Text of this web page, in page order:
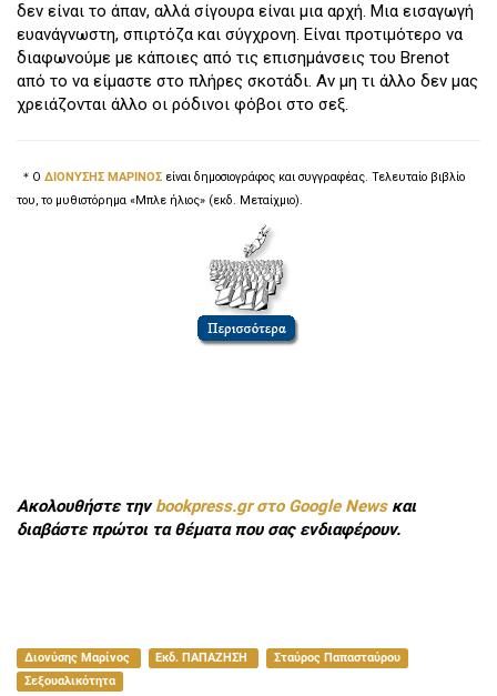
δεν είναι το άπαν, αλλά σίγουρα είναι μια αρχή. Μια εισαγωγή
ευανάγνωστη, σπιρτόζα και σύγχρονη. Είναι προτιμότερο να
διαφωνούμε με κάποιες από τις επισημάνσεις του Brenot
από το να είμαστε στο πλήρες σκοτάδι. Αν μη τι άλλο δεν μας
χρειάζονται άλλο οι ρόδινοι φόβοι στο σεξ.
＊Ο ΔΙΟΝΥΣΗΣ ΜΑΡΙΝΟΣ είναι δημοσιογράφος και συγγραφέας. Τελευταίο βιβλίο
του, το μυθιστόρημα «Μπλε ήλιος» (εκδ. Μεταίχμιο).
Ακολουθήστε τηνbookpress.gr στο Google Newsκαι
διαβάστε πρώτοι τα θέματα που σας ενδιαφέρουν.
Διονύσης Μαρίνος Εκδ. ΠΑΠΑΖΗΣΗ
Σταύρος Παπασταύρου
Σεξουαλικότητα